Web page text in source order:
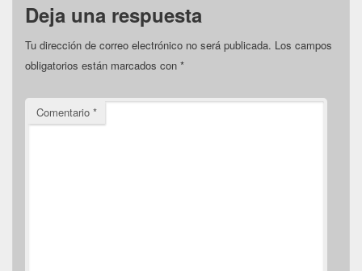
Deja una respuesta
Tu dirección de correo electrónico no será publicada. Los campos
obligatorios están marcados con *
Comentario *